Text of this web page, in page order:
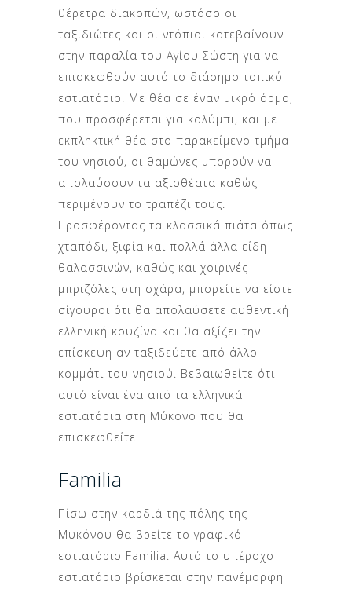
θέρετρα διακοπών, ωστόσο οι
ταξιδιώτες και οι ντόπιοι κατεβαίνουν
στην παραλία του Αγίου Σώστη για να
επισκεφθούν αυτό το διάσημο τοπικό
εστιατόριο. Με θέα σε έναν μικρό όρμο,
που προσφέρεται για κολύμπι, και με
εκπληκτική θέα στο παρακείμενο τμήμα
του νησιού, οι θαμώνες μπορούν να
απολαύσουν τα αξιοθέατα καθώς
περιμένουν το τραπέζι τους.
Προσφέροντας τα κλασσικά πιάτα όπως
χταπόδι, ξιφία και πολλά άλλα είδη
θαλασσινών, καθώς και χοιρινές
μπριζόλες στη σχάρα, μπορείτε να είστε
σίγουροι ότι θα απολαύσετε αυθεντική
ελληνική κουζίνα και θα αξίζει την
επίσκεψη αν ταξιδεύετε από άλλο
κομμάτι του νησιού. Βεβαιωθείτε ότι
αυτό είναι ένα από τα ελληνικά
εστιατόρια στη Μύκονο που θα
επισκεφθείτε!
Familia
Πίσω στην καρδιά της πόλης της
Μυκόνου θα βρείτε το γραφικό
εστιατόριο Familia. Αυτό το υπέροχο
εστιατόριο βρίσκεται στην πανέμορφη